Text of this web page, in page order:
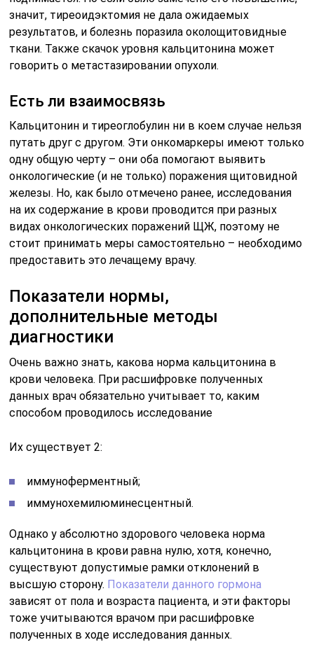
значит, тиреоидэктомия не дала ожидаемых
результатов, и болезнь поразила околощитовидные
ткани. Также скачок уровня кальцитонина может
говорить о метастазировании опухоли.
Есть ли взаимосвязь
Кальцитонин и тиреоглобулин ни в коем случае нельзя
путать друг с другом. Эти онкомаркеры имеют только
одну общую черту – они оба помогают выявить
онкологические (и не только) поражения щитовидной
железы. Но, как было отмечено ранее, исследования
на их содержание в крови проводится при разных
видах онкологических поражений ЩЖ, поэтому не
стоит принимать меры самостоятельно – необходимо
предоставить это лечащему врачу.
Показатели нормы,
дополнительные методы
диагностики
Очень важно знать, какова норма кальцитонина в
крови человека. При расшифровке полученных
данных врач обязательно учитывает то, каким
способом проводилось исследование
Их существует 2:
иммуноферментный;
иммунохемилюминесцентный.
Однако у абсолютно здорового человека норма
кальцитонина в крови равна нулю, хотя, конечно,
существуют допустимые рамки отклонений в
высшую сторону. Показатели данного гормона
зависят от пола и возраста пациента, и эти факторы
тоже учитываются врачом при расшифровке
полученных в ходе исследования данных.